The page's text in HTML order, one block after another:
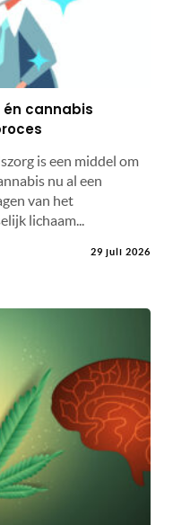
cannabis
is een middel om
nu al een
van het
lichaam...
29 juli 2026